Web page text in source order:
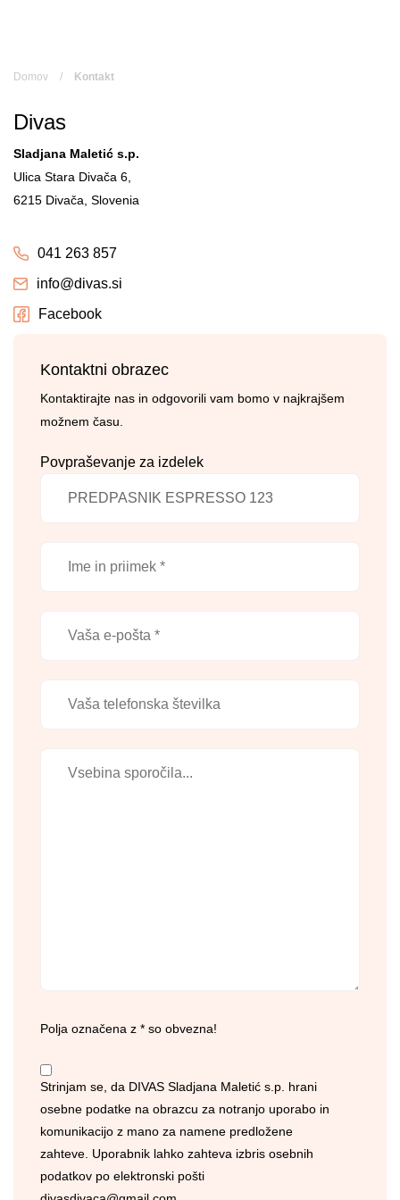
Domov / Kontakt
Divas
Sladjana Maletić s.p.
Ulica Stara Divača 6,
6215 Divača, Slovenia
041 263 857
info@divas.si
Facebook
Kontaktni obrazec
Kontaktirajte nas in odgovorili vam bomo v najkrajšem
možnem času.
Povpraševanje za izdelek
Polja označena z * so obvezna!
Strinjam se, da DIVAS Sladjana Maletić s.p. hrani
osebne podatke na obrazcu za notranjo uporabo in
komunikacijo z mano za namene predložene
zahteve. Uporabnik lahko zahteva izbris osebnih
podatkov po elektronski pošti